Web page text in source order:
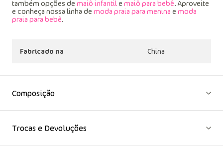
também opções de maiô infantile maiô para bebê. Aproveite
e conheça nossa linha de moda praia para menina e moda
praia para bebê.
Fabricado na China
Composição
Trocas e Devoluções